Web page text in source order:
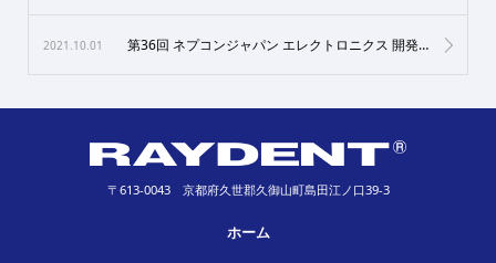
2021.10.01 第36回 ネプコンジャパン エレクトロニクス 開発・実装展に出展します
〒613-0043 京都府久世郡久御山町島田江ノ口39-3
ホーム